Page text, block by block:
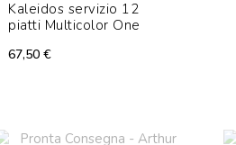
Kaleidos servizio 12
piatti Multicolor One
67,50 €